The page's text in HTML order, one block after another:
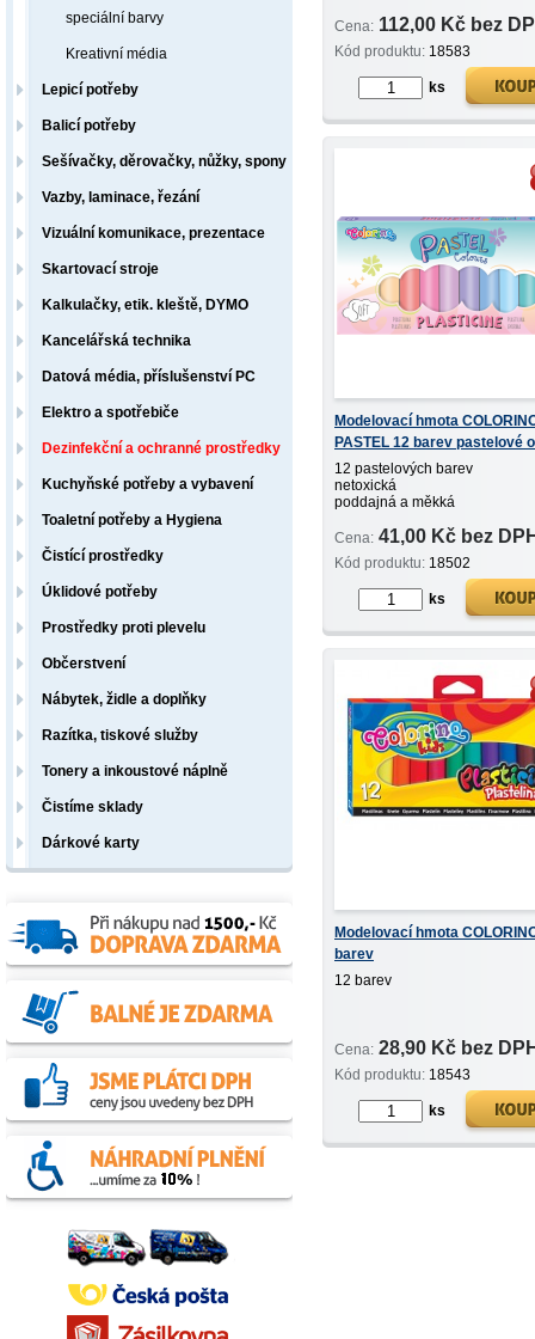
vypalování.
Po vyschnutí lze brousit, lepit,
i lakovat, doba...
Cena: 112,00 Kč bez
Kód produktu: 18583
ks
Modelovací hmota
PASTEL 12 barev pastelové
12 pastelových barev
netoxická
poddajná a měkká
znovu zpracovatelná
Cena: 41,00 Kč bez
Kód produktu: 18502
ks
Modelovací hmota
barev
12 barev
Cena: 28,90 Kč bez
Kód produktu: 18543
ks
speciální barvy
Kreativní média
Lepicí potřeby
Balicí potřeby
Sešívačky, děrovačky, nůžky, spony
Vazby, laminace, řezání
Vizuální komunikace, prezentace
Skartovací stroje
Kalkulačky, etik. kleště, DYMO
Kancelářská technika
Datová média, příslušenství PC
Elektro a spotřebiče
Dezinfekční a ochranné prostředky
Kuchyňské potřeby a vybavení
Toaletní potřeby a Hygiena
Čistící prostředky
Úklidové potřeby
Prostředky proti plevelu
Občerstvení
Nábytek, židle a doplňky
Razítka, tiskové služby
Tonery a inkoustové náplně
Čistíme sklady
Dárkové karty